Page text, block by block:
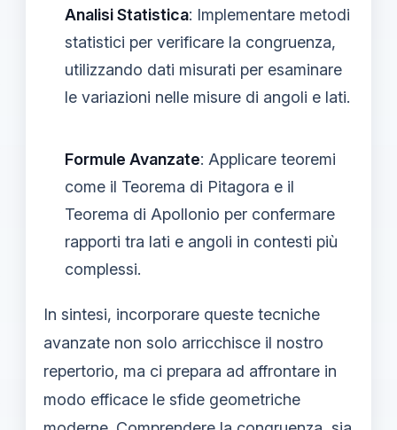
Analisi Statistica: Implementare metodi
statistici per verificare la congruenza,
utilizzando dati misurati per esaminare
le variazioni nelle misure di angoli e lati.
Formule Avanzate: Applicare teoremi
come il Teorema di Pitagora e il
Teorema di Apollonio per confermare
rapporti tra lati e angoli in contesti più
complessi.
In sintesi, incorporare queste tecniche
avanzate non solo arricchisce il nostro
repertorio, ma ci prepara ad affrontare in
modo efficace le sfide geometriche